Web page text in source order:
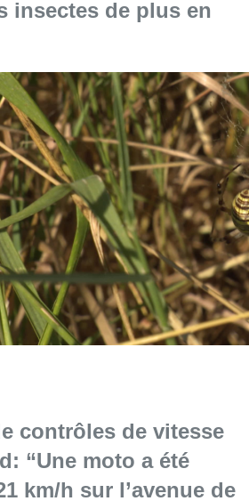
l'article "Au Moeraske, Bart
contrôles de vitesse
“Une moto a été
km/h sur l’avenue de